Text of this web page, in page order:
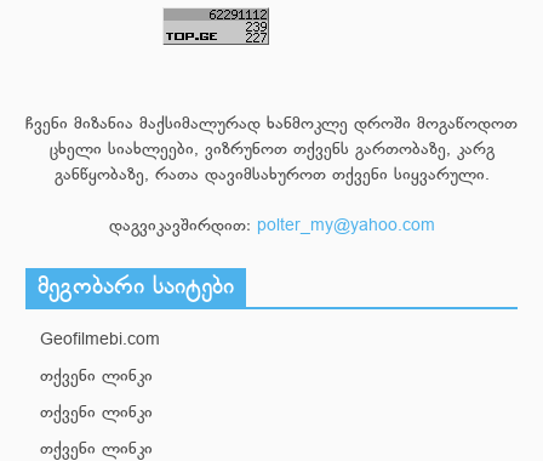
ჩვენი მიზანია მაქსიმალურად ხანმოკლე დროში მოგაწოდოთ
ცხელი სიახლეები, ვიზრუნოთ თქვენს გართობაზე, კარგ
განწყობაზე, რათა დავიმსახუროთ თქვენი სიყვარული.
დაგვიკავშირდით: polter_my@yahoo.com
მეგობარი საიტები
Geofilmebi.com
თქვენი ლინკი
თქვენი ლინკი
თქვენი ლინკი